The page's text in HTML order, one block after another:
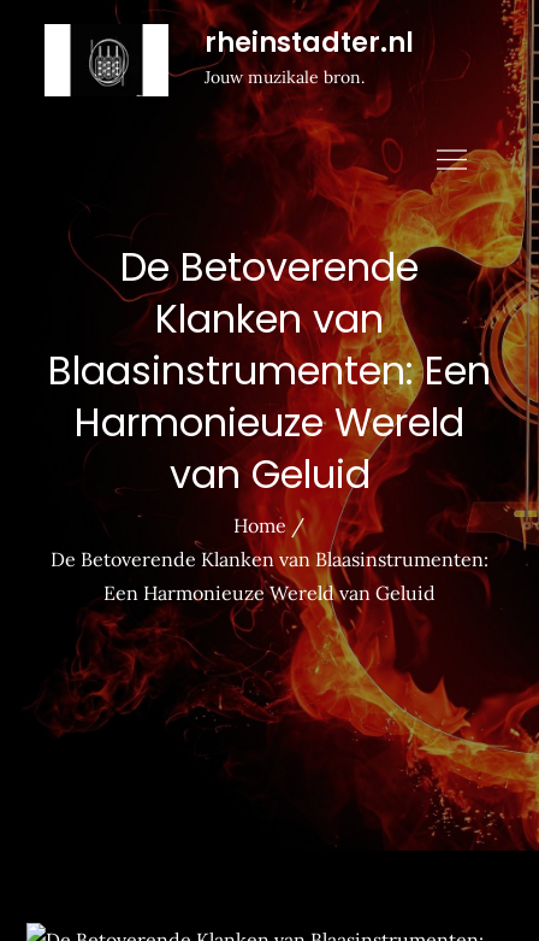
rheinstadter.nl
Jouw muzikale bron.
De Betoverende
Klanken van
Blaasinstrumenten: Een
Harmonieuze Wereld
van Geluid
Home
De Betoverende Klanken van Blaasinstrumenten:
Een Harmonieuze Wereld van Geluid